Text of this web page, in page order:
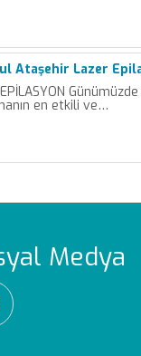
Ataşehir Lazer
en etkili ve…
Medya